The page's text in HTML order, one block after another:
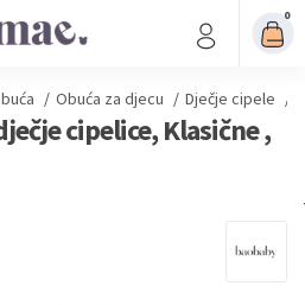
0
/ Obuća za djecu / Dječje cipele /
cipelice, Klasične ,